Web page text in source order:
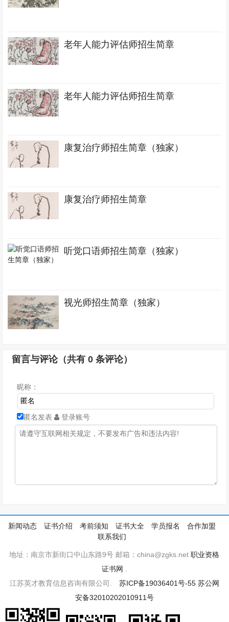
老年人能力评估师招生简章
老年人能力评估师招生简章
康复治疗师招生简章（独家）
康复治疗师招生简章
听觉口语师招生简章（独家）
视光师招生简章（独家）
留言与评论（共有0 条评论）
昵称：
匿名发表 登录账号
新闻动态 证书介绍 考前须知 证书大全 学员报名
合作加盟
联系我们
地址：南京市新街口中山东路9号 邮箱：china@zgks.net职业资格
证书网
江苏英才教育信息咨询有限公司. 苏ICP备19036401号-55 苏公网
安备32010202010911号